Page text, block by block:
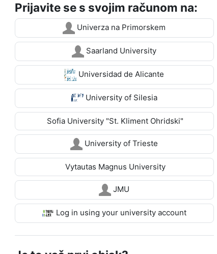
Prijavite se s svojim računom na:
Univerza na Primorskem
Saarland University
Universidad de Alicante
University of Silesia
Sofia University "St. Kliment Ohridski"
University of Trieste
Vytautas Magnus University
JMU
Log in using your university account